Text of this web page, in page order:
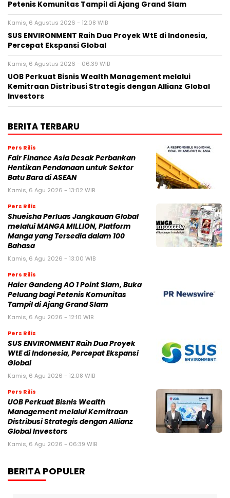
Petenis Komunitas Tampil di Ajang Grand Slam
Kamis, 6 Agustus 2026 - 12:08 WIB
SUS ENVIRONMENT Raih Dua Proyek WtE di Indonesia,
Percepat Ekspansi Global
Kamis, 6 Agustus 2026 - 06:39 WIB
UOB Perkuat Bisnis Wealth Management melalui
Kemitraan Distribusi Strategis dengan Allianz Global
Investors
BERITA TERBARU
Pers Rilis
Fair Finance Asia Desak Perbankan
Hentikan Pendanaan untuk Sektor
Batu Bara di ASEAN
Kamis, 6 Agu 2026 - 13:02 WIB
Pers Rilis
Shueisha Perluas Jangkauan Global
melalui MANGA MILLION, Platform
Manga yang Tersedia dalam 100
Bahasa
Kamis, 6 Agu 2026 - 13:00 WIB
Pers Rilis
Haier Gandeng AO 1 Point Slam, Buka
Peluang bagi Petenis Komunitas
Tampil di Ajang Grand Slam
Kamis, 6 Agu 2026 - 12:10 WIB
Pers Rilis
SUS ENVIRONMENT Raih Dua Proyek
WtE di Indonesia, Percepat Ekspansi
Global
Kamis, 6 Agu 2026 - 12:08 WIB
Pers Rilis
UOB Perkuat Bisnis Wealth
Management melalui Kemitraan
Distribusi Strategis dengan Allianz
Global Investors
Kamis, 6 Agu 2026 - 06:39 WIB
BERITA POPULER